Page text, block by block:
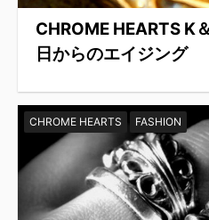
CHROME HEARTS K
日からのエイジング
CHROME HEARTS FASHION